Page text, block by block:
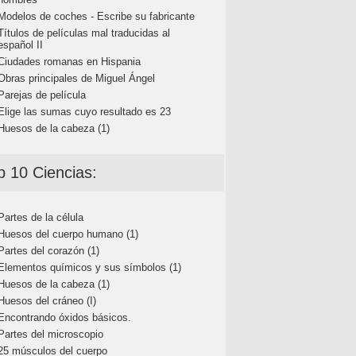
de coches - Escribe su fabricante
de películas mal traducidas al
II
romanas en Hispania
principales de Miguel Ángel
de película
las sumas cuyo resultado es 23
de la cabeza (1)
10 Ciencias:
de la célula
del cuerpo humano (1)
del corazón (1)
químicos y sus símbolos (1)
de la cabeza (1)
del cráneo (I)
óxidos básicos.
del microscopio
músculos del cuerpo